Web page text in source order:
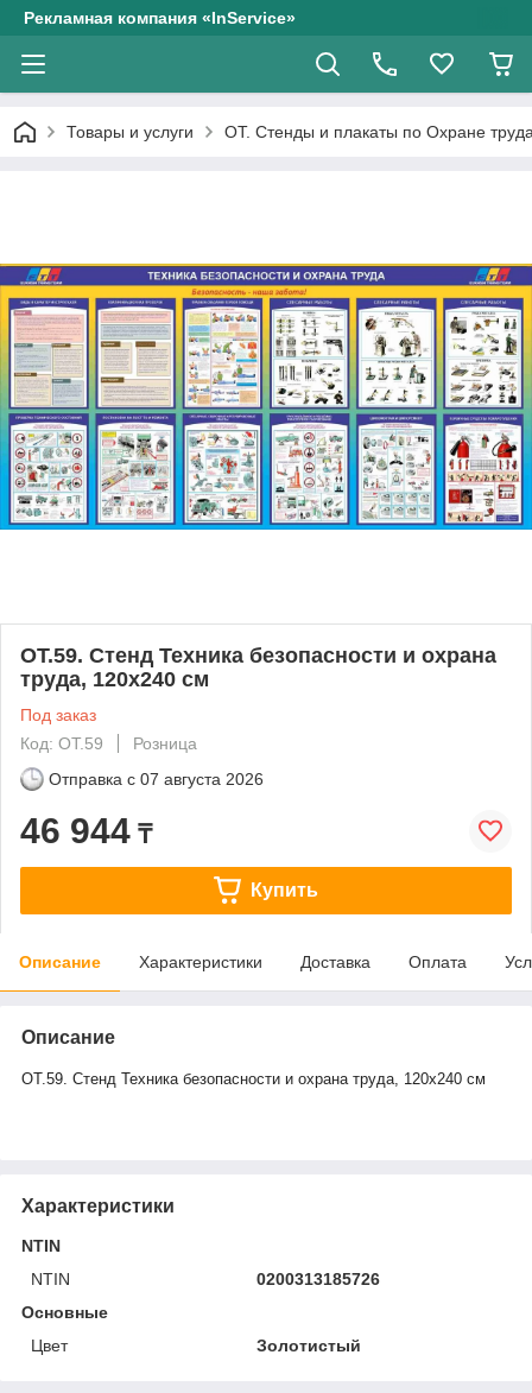
Рекламная компания «InService»
Товары и услуги ОТ. Стенды и плакаты по Охране
ОТ.59. Стенд Техника безопасности и охрана
труда, 120х240 см
Под заказ
Код: ОТ.59
Розница
Отправка с 07 августа 2026
46 944 ₸
Купить
Описание Характеристики Доставка Оплата
Описание
ОТ.59. Стенд Техника безопасности и охрана труда, 120х240 см
Характеристики
NTIN
NTIN
0200313185726
Основные
Цвет
Золотистый